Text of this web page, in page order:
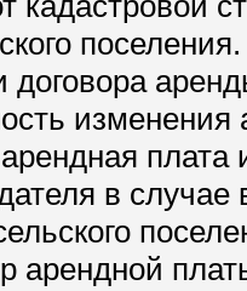
поселения.
плата
в
арендной